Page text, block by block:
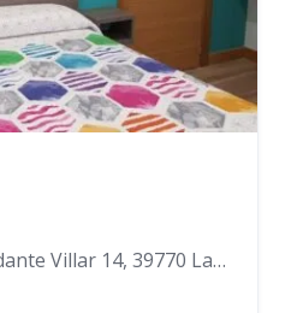
Calle del Comandante Villar 14, 39770 Laredo, Cantabria, España